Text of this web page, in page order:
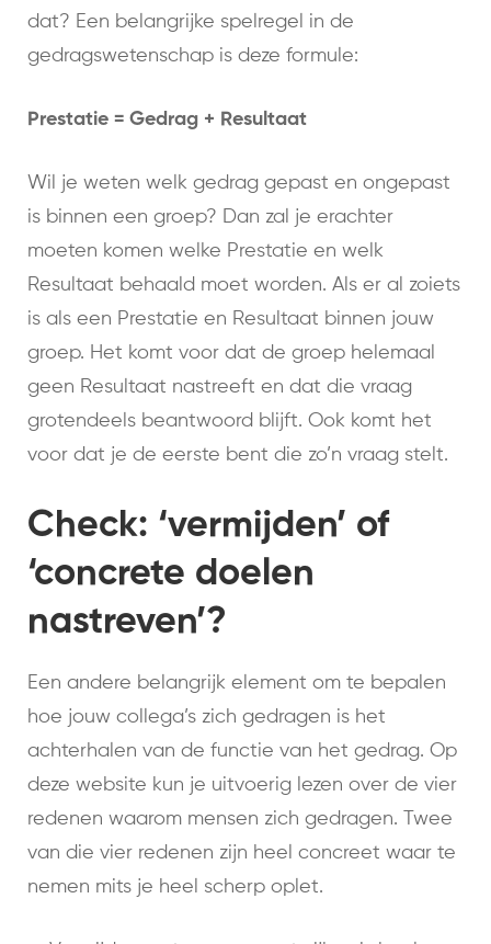
dat? Een belangrijke spelregel in de
gedragswetenschap is deze formule:
Prestatie = Gedrag + Resultaat
Wil je weten welk gedrag gepast en ongepast
is binnen een groep? Dan zal je erachter
moeten komen welke Prestatie en welk
Resultaat behaald moet worden. Als er al zoiets
is als een Prestatie en Resultaat binnen jouw
groep. Het komt voor dat de groep helemaal
geen Resultaat nastreeft en dat die vraag
grotendeels beantwoord blijft. Ook komt het
voor dat je de eerste bent die zo’n vraag stelt.
Check: ‘vermijden’ of
‘concrete doelen
nastreven’?
Een andere belangrijk element om te bepalen
hoe jouw collega’s zich gedragen is het
achterhalen van de functie van het gedrag. Op
deze website kun je uitvoerig lezen over de vier
redenen waarom mensen zich gedragen. Twee
van die vier redenen zijn heel concreet waar te
nemen mits je heel scherp oplet.